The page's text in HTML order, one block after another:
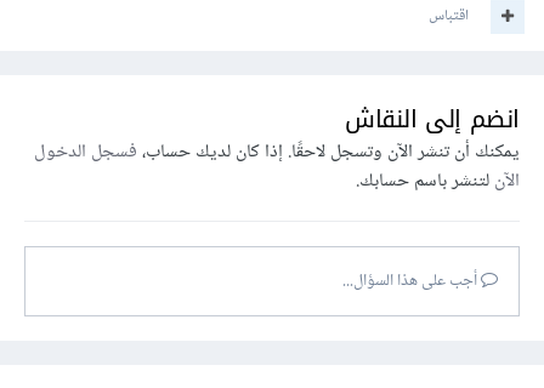
اقتباس
انضم إلى النقاش
يمكنك أن تنشر الآن وتسجل لاحقًا. إذا كان لديك حساب،فسجل الدخول
الآنلتنشر باسم حسابك.
أجب على هذا السؤال...